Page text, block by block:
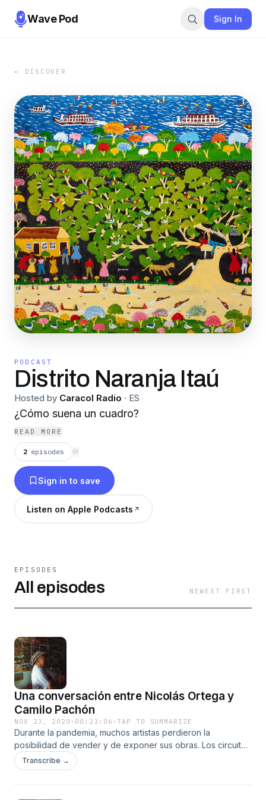
Wave Pod Sign In
← DISCOVER
PODCAST
Distrito Naranja Itaú
Hosted by Caracol Radio · ES
¿Cómo suena un cuadro?
READ MORE
2 episodes ⟳
Sign in to save
Listen on Apple Podcasts
EPISODES
All episodes NEWEST FIRST
Una conversación entre Nicolás Ortega y
Camilo Pachón
NOV 23, 2020 · 00:23:06 ·TAP TO SUMMARIZE
Durante la pandemia, muchos artistas perdieron la
posibilidad de vender y de exponer sus obras. Los circuitos
artísticos y las galerías de arte permanecieron cerradas.
¿Cómo podríamos apoyar a aquellos que con sus obras
Transcribe →